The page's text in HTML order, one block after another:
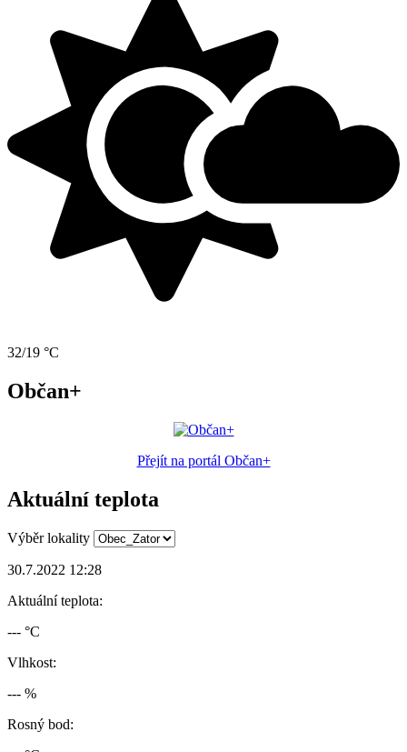
32/19 °C
Občan+
Přejít na portál Občan+
Aktuální teplota
Výběr lokality
30.7.2022 12:28
Aktuální teplota:
--- °C
Vlhkost:
--- %
Rosný bod: